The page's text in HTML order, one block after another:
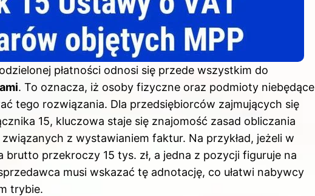
płatności odnosi się przede wszystkim do
. To oznacza, iż osoby fizyczne oraz podmioty niebędące
tego rozwiązania. Dla przedsiębiorców zajmujących się
15, kluczowa staje się znajomość zasad obliczania
z wystawianiem faktur. Na przykład, jeżeli w
brutto przekroczy 15 tys. zł, a jedna z pozycji figuruje na
musi wskazać tę adnotację, co ułatwi nabywcy
trybie.